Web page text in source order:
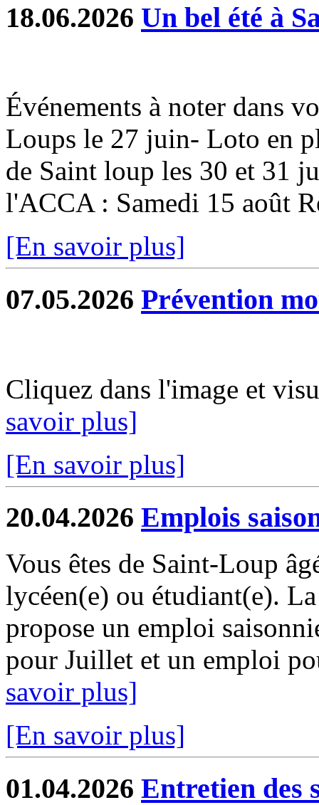
18.06.2026 Un bel été à
Événements à noter dans
Loups le 27 juin- Loto en
de Saint loup les 30 et 31
l'ACCA : Samedi 15 août
[En savoir plus]
07.05.2026 Prévention
Cliquez dans l'image et
savoir plus]
[En savoir plus]
20.04.2026 Emplois
Vous êtes de Saint-Loup
lycéen(e) ou étudiant(e).
propose un emploi
pour Juillet et un emploi
savoir plus]
[En savoir plus]
01.04.2026 Entretien des